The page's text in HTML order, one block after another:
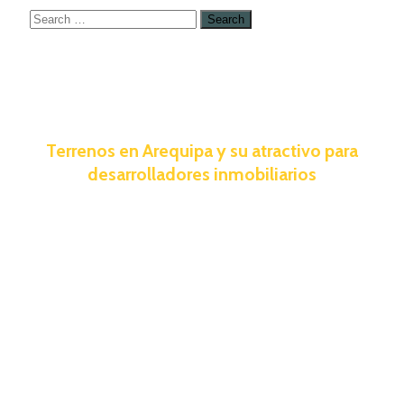
Terrenos en Arequipa y su atractivo para
desarrolladores inmobiliarios